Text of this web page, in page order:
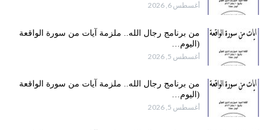
أغسطس 6, 2026
من برنامج رجال الله.. ملزمة آيات من سورة الواقعة
(اليوم…
أغسطس 5, 2026
من برنامج رجال الله.. ملزمة آيات من سورة الواقعة
(اليوم…
أغسطس 5, 2026